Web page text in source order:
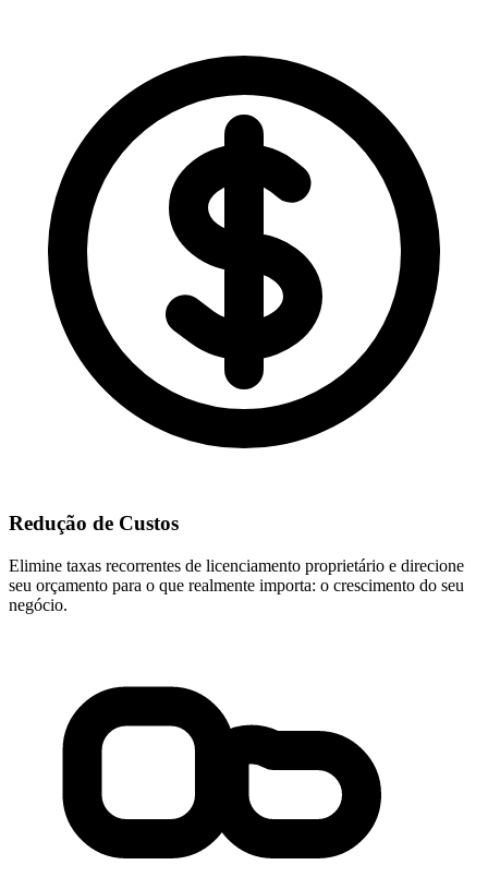
Redução de Custos
Elimine taxas recorrentes de licenciamento proprietário e direcione
seu orçamento para o que realmente importa: o crescimento do seu
negócio.